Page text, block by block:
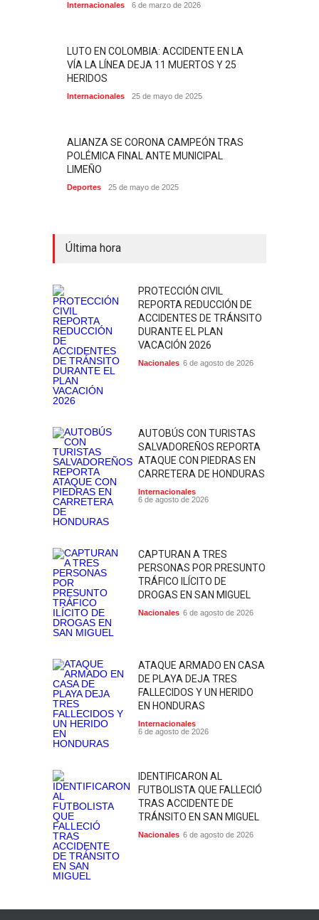
Internacionales 6 de marzo de 2026
LUTO EN COLOMBIA: ACCIDENTE EN LA
VÍA LA LÍNEA DEJA 11 MUERTOS Y 25
HERIDOS
Internacionales 25 de mayo de 2025
ALIANZA SE CORONA CAMPEÓN TRAS
POLÉMICA FINAL ANTE MUNICIPAL
LIMEÑO
Deportes 25 de mayo de 2025
Última hora
PROTECCIÓN CIVIL
REPORTA REDUCCIÓN DE
ACCIDENTES DE TRÁNSITO
DURANTE EL PLAN
VACACIÓN 2026
Nacionales 6 de agosto de 2026
AUTOBÚS CON TURISTAS
SALVADOREÑOS REPORTA
ATAQUE CON PIEDRAS EN
CARRETERA DE HONDURAS
Internacionales
6 de agosto de 2026
CAPTURAN A TRES
PERSONAS POR PRESUNTO
TRÁFICO ILÍCITO DE
DROGAS EN SAN MIGUEL
Nacionales 6 de agosto de 2026
ATAQUE ARMADO EN CASA
DE PLAYA DEJA TRES
FALLECIDOS Y UN HERIDO
EN HONDURAS
Internacionales
6 de agosto de 2026
IDENTIFICARON AL
FUTBOLISTA QUE FALLECIÓ
TRAS ACCIDENTE DE
TRÁNSITO EN SAN MIGUEL
Nacionales 6 de agosto de 2026